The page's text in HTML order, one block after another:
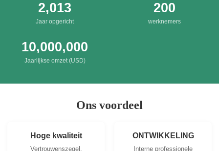
2,013
Jaar opgericht
200
werknemers
10,000,000
Jaarlijkse omzet (USD)
Ons voordeel
Hoge kwaliteit
Vertrouwenszegel,
ONTWIKKELING
Interne professionele